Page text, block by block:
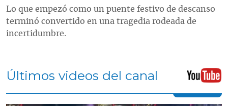
Lo que empezó como un puente festivo de descanso
terminó convertido en una tragedia rodeada de
incertidumbre.
Últimos videos del canal